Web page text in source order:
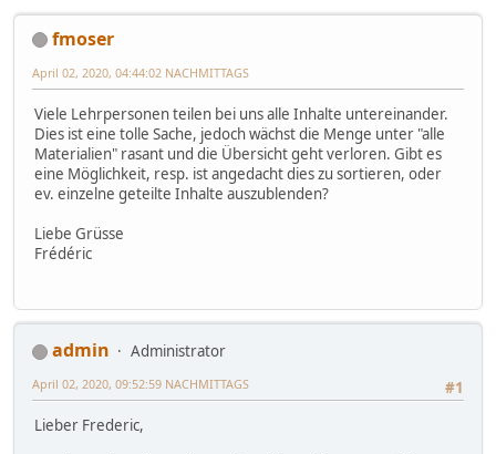
fmoser
April 02, 2020, 04:44:02 NACHMITTAGS
Viele Lehrpersonen teilen bei uns alle Inhalte untereinander.
Dies ist eine tolle Sache, jedoch wächst die Menge unter "alle
Materialien" rasant und die Übersicht geht verloren. Gibt es
eine Möglichkeit, resp. ist angedacht dies zu sortieren, oder
ev. einzelne geteilte Inhalte auszublenden?
Liebe Grüsse
Frédéric
admin
Administrator
#1
April 02, 2020, 09:52:59 NACHMITTAGS
Lieber Frederic,